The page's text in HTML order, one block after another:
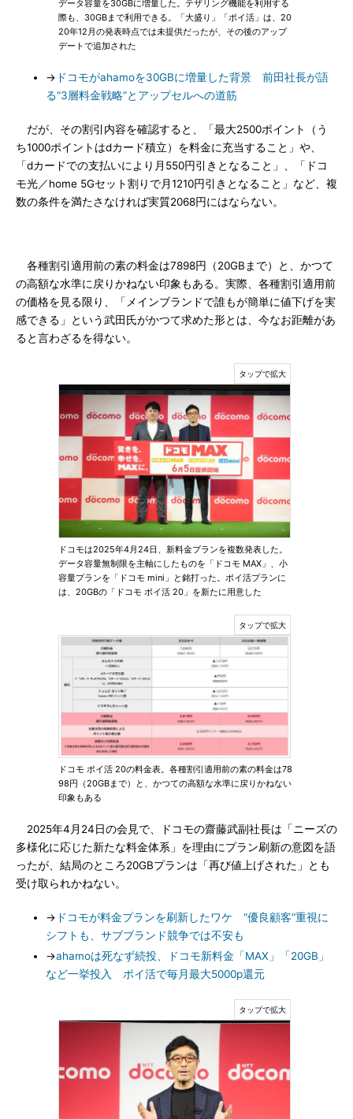
データ容量を30GBに増量した。テザリング機能を利用する
際も、30GBまで利用できる。「大盛り」「ポイ活」は、20
20年12月の発表時点では未提供だったが、その後のアップ
デートで追加された
→ ドコモがahamoを30GBに増量した背景 前田社長が語
る“3層料金戦略”とアップセルへの道筋
だが、その割引内容を確認すると、「最大2500ポイント（う
ち1000ポイントはdカード積立）を料金に充当すること」や、
「dカードでの支払いにより月550円引きとなること」、「ドコ
モ光／home 5Gセット割りで月1210円引きとなること」など、複
数の条件を満たさなければ実質2068円にはならない。
各種割引適用前の素の料金は7898円（20GBまで）と、かつて
の高額な水準に戻りかねない印象もある。実際、各種割引適用前
の価格を見る限り、「メインブランドで誰もが簡単に値下げを実
感できる」という武田氏がかつて求めた形とは、今なお距離があ
ると言わざるを得ない。
ドコモは2025年4月24日、新料金プランを複数発表した。
データ容量無制限を主軸にしたものを「ドコモ MAX」、小
容量プランを「ドコモ mini」と銘打った。ポイ活プランに
は、20GBの「ドコモ ポイ活 20」を新たに用意した
ドコモ ポイ活 20の料金表。各種割引適用前の素の料金は78
98円（20GBまで）と、かつての高額な水準に戻りかねない
印象もある
2025年4月24日の会見で、ドコモの齋藤武副社長は「ニーズの
多様化に応じた新たな料金体系」を理由にプラン刷新の意図を語
ったが、結局のところ20GBプランは「再び値上げされた」とも
受け取られかねない。
→ ドコモが料金プランを刷新したワケ “優良顧客”重視に
シフトも、サブブランド競争では不安も
→ahamoは死なず続投、ドコモ新料金「MAX」「20GB」
など一挙投入 ポイ活で毎月最大5000p還元